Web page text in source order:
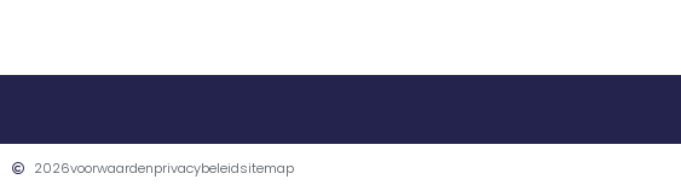
2026voorwaardenprivacybeleidsitemap